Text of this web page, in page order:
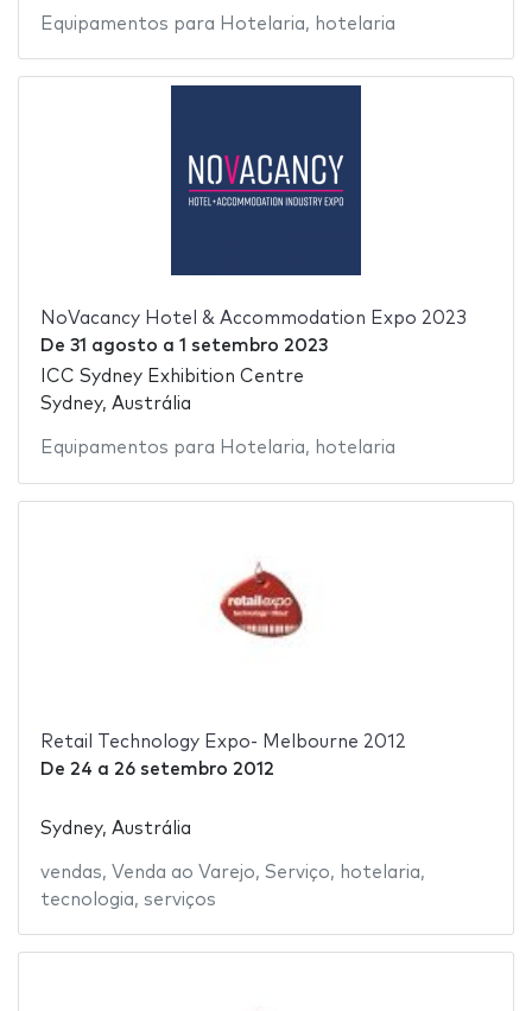
Equipamentos para Hotelaria, hotelaria
NoVacancy Hotel & Accommodation Expo 2023
De 31 agosto a 1 setembro 2023
ICC Sydney Exhibition Centre
Sydney, Austrália
Equipamentos para Hotelaria, hotelaria
Retail Technology Expo- Melbourne 2012
De 24 a 26 setembro 2012
Sydney, Austrália
vendas, Venda ao Varejo, Serviço, hotelaria,
tecnologia, serviços